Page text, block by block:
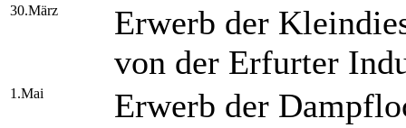
30.März
Erwerb der
von der Erfurter
1.Mai Erwerb der